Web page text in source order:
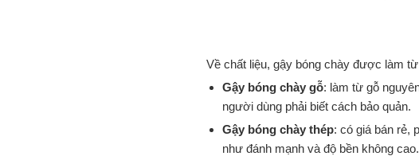
Về chất liệu, gậy bóng chày được làm
Gậy bóng chày gỗ: làm từ gỗ
người dùng phải biết cách bảo quản.
Gậy bóng chày thép: có giá bán rẻ,
như đánh mạnh và độ bền không cao.